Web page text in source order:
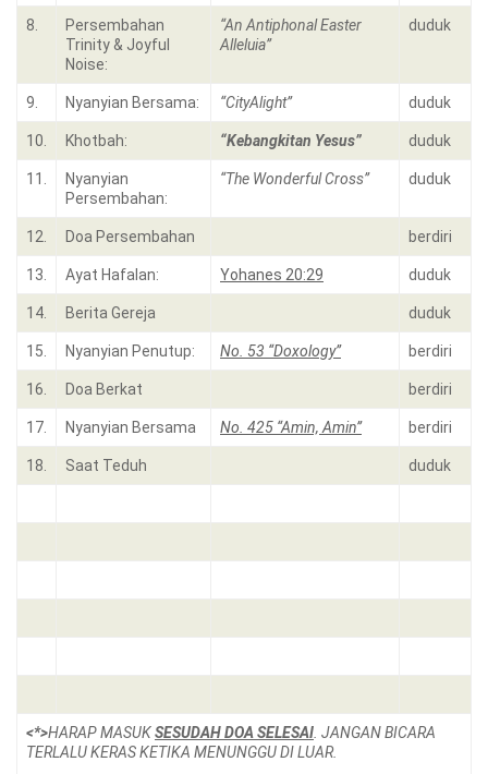
8.
Persembahan
Trinity & Joyful
Noise:
“An Antiphonal Easter
Alleluia”
duduk
9. Nyanyian Bersama: “CityAlight” duduk
10. Khotbah: “Kebangkitan Yesus” duduk
11.
Nyanyian
Persembahan:
“The Wonderful Cross” duduk
12. Doa Persembahan berdiri
13. Ayat Hafalan: Yohanes 20:29 duduk
14. Berita Gereja duduk
15. Nyanyian Penutup: No. 53 “Doxology” berdiri
16. Doa Berkat berdiri
17. Nyanyian Bersama No. 425 “Amin, Amin” berdiri
18. Saat Teduh duduk
<*>HARAP MASUKSESUDAH DOA SELESAI . JANGAN BICARA
TERLALU KERAS KETIKA MENUNGGU DI LUAR.